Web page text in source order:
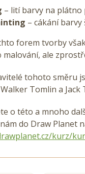
– lití barvy na
– cákání barvy
forem tvorby
malování, ale
tohoto směru
Tomlin a Jack
o této a mnoho
do Draw Planet
kurz/